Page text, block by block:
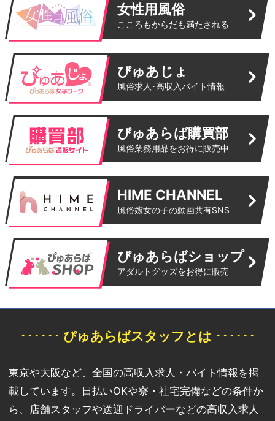
女性用風俗
こころもからだも満たされる
ぴゅあじょ
風俗求人･高収入バイト情報
ぴゅあらば購買部
風俗業務用品をお得に販売中
HIME CHANNEL
風俗嬢女の子の動画共有SNS
ぴゅあらばショップ
アダルトグッズをお得に販売
･･････ ぴゅあらばスタッフとは ･･････
東京や大阪など、全国の高収入求人・バイト情報を掲
載しています。日払いOKや寮・社宅完備などの条件か
ら、店舗スタッフや送迎ドライバーなどの高収入求人